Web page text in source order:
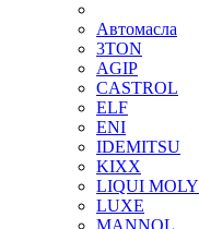
Автомасла
3TON
AGIP
CASTROL
ELF
ENI
IDEMITSU
KIXX
LIQUI MOLY
LUXE
MANNOL